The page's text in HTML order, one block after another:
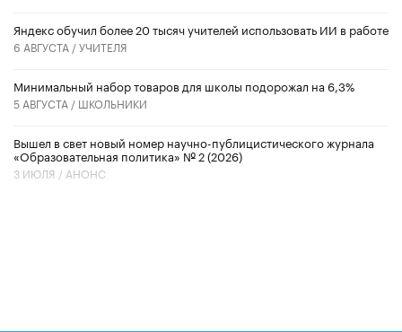
​Яндекс обучил более 20 тысяч учителей использовать ИИ в работе
6 АВГУСТА /УЧИТЕЛЯ
Минимальный набор товаров для школы подорожал на 6,3%
5 АВГУСТА / ШКОЛЬНИКИ
Вышел в свет новый номер научно-публицистического журнала
«Образовательная политика» № 2 (2026)
3 ИЮЛЯ / АНОНС